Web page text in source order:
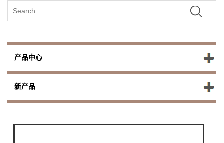
产品中心
新产品